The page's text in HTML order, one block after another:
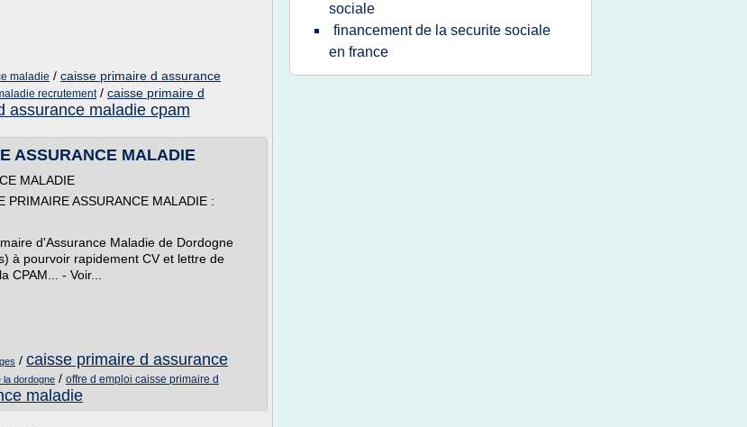
maladie / caisse primaire d assurance
recrutement/ caisse primaire d
assurance maladie cpam
ASSURANCE MALADIE
MALADIE
ASSURANCE MALADIE :
d'Assurance Maladie de Dordogne
à pourvoir rapidement CV et lettre de
CPAM... - Voir...
/ caisse primaire d assurance
la dordogne / offre d emploi caisse primaire d
maladie
sociale
financement de la securite sociale
en france